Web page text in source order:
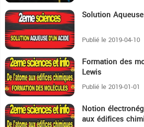
18:6 Solution
Publié le 2019-04-10
29:51 Formation des
Lewis
Publié le 2019-01-01
13:52 Notion
aux édifices